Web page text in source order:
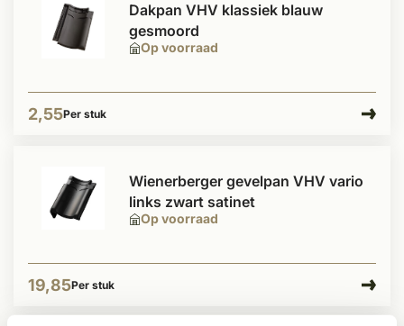
Op voorraad
Dakpan VHV klassiek blauw
gesmoord
2,55Per stuk
Op voorraad
Wienerberger gevelpan VHV vario
links zwart satinet
19,85Per stuk